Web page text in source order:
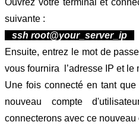
suivante :
ssh root@your_server_ip
Ensuite, entrez le mot de
vous fournira  l’adresse IP et
Une fois connecté en tant
nouveau compte
connecterons avec ce nouveau